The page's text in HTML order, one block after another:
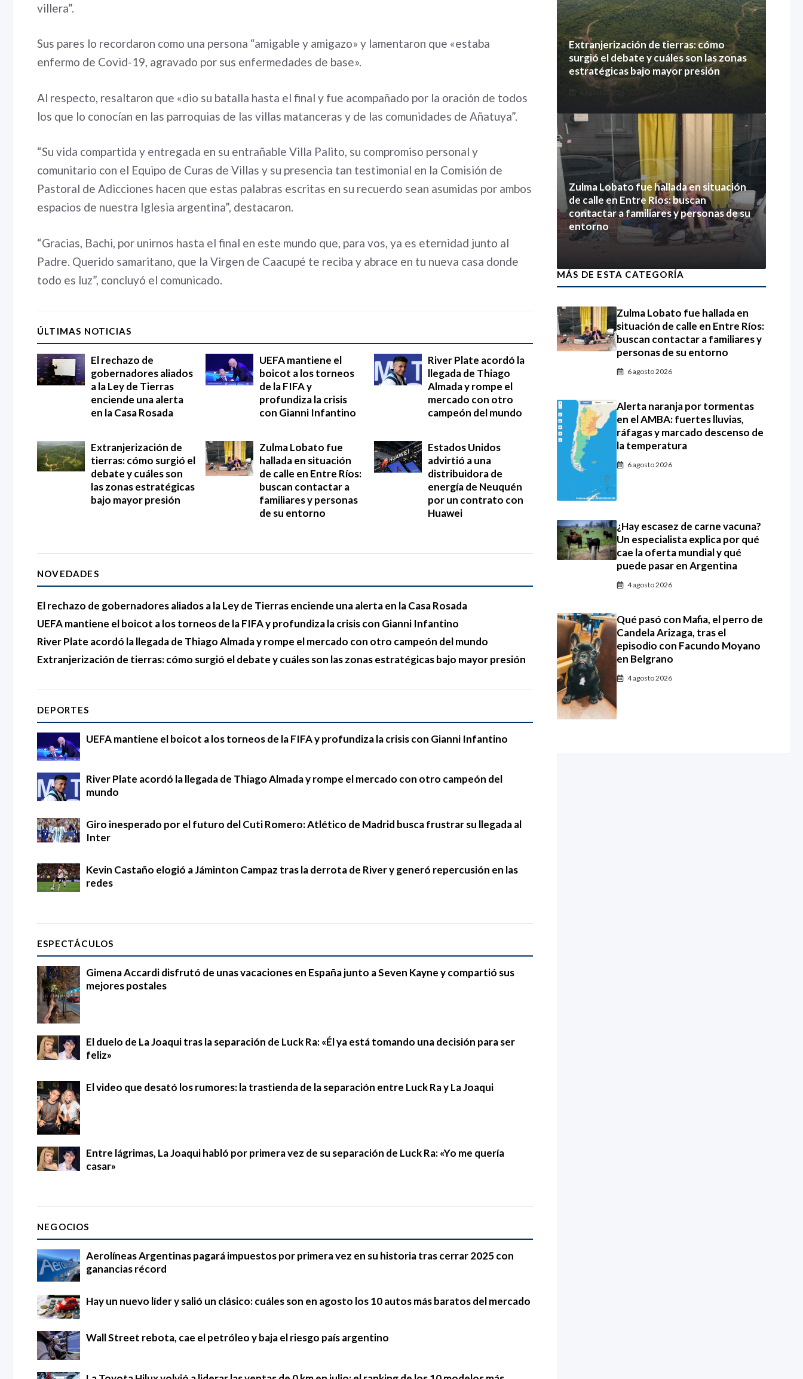
villera”.
Sus pares lo recordaron como una persona “amigable y amigazo» y lamentaron que «estaba
enfermo de Covid-19, agravado por sus enfermedades de base».
Al respecto, resaltaron que «dio su batalla hasta el final y fue acompañado por la oración de todos
los que lo conocían en las parroquias de las villas matanceras y de las comunidades de Añatuya”.
“Su vida compartida y entregada en su entrañable Villa Palito, su compromiso personal y
comunitario con el Equipo de Curas de Villas y su presencia tan testimonial en la Comisión de
Pastoral de Adicciones hacen que estas palabras escritas en su recuerdo sean asumidas por ambos
espacios de nuestra Iglesia argentina”, destacaron.
“Gracias, Bachi, por unirnos hasta el final en este mundo que, para vos, ya es eternidad junto al
Padre. Querido samaritano, que la Virgen de Caacupé te reciba y abrace en tu nueva casa donde
todo es luz”, concluyó el comunicado.
ÚLTIMAS NOTICIAS
El rechazo de
gobernadores aliados
a la Ley de Tierras
enciende una alerta
en la Casa Rosada
UEFA mantiene el
boicot a los torneos
de la FIFA y
profundiza la crisis
con Gianni Infantino
River Plate acordó la
llegada de Thiago
Almada y rompe el
mercado con otro
campeón del mundo
Extranjerización de
tierras: cómo surgió el
debate y cuáles son
las zonas estratégicas
bajo mayor presión
Zulma Lobato fue
hallada en situación
de calle en Entre Ríos:
buscan contactar a
familiares y personas
de su entorno
Estados Unidos
advirtió a una
distribuidora de
energía de Neuquén
por un contrato con
Huawei
NOVEDADES
El rechazo de gobernadores aliados a la Ley de Tierras enciende una alerta en la Casa Rosada
UEFA mantiene el boicot a los torneos de la FIFA y profundiza la crisis con Gianni Infantino
River Plate acordó la llegada de Thiago Almada y rompe el mercado con otro campeón del mundo
Extranjerización de tierras: cómo surgió el debate y cuáles son las zonas estratégicas bajo mayor presión
DEPORTES
UEFA mantiene el boicot a los torneos de la FIFA y profundiza la crisis con Gianni Infantino
River Plate acordó la llegada de Thiago Almada y rompe el mercado con otro campeón del
mundo
Giro inesperado por el futuro del Cuti Romero: Atlético de Madrid busca frustrar su llegada al
Inter
Kevin Castaño elogió a Jáminton Campaz tras la derrota de River y generó repercusión en las
redes
ESPECTÁCULOS
Gimena Accardi disfrutó de unas vacaciones en España junto a Seven Kayne y compartió sus
mejores postales
El duelo de La Joaqui tras la separación de Luck Ra: «Él ya está tomando una decisión para ser
feliz»
El video que desató los rumores: la trastienda de la separación entre Luck Ra y La Joaqui
Entre lágrimas, La Joaqui habló por primera vez de su separación de Luck Ra: «Yo me quería
casar»
NEGOCIOS
Aerolíneas Argentinas pagará impuestos por primera vez en su historia tras cerrar 2025 con
ganancias récord
Hay un nuevo líder y salió un clásico: cuáles son en agosto los 10 autos más baratos del mercado
Wall Street rebota, cae el petróleo y baja el riesgo país argentino
Extranjerización de tierras: cómo
surgió el debate y cuáles son las zonas
estratégicas bajo mayor presión
6 agosto 2026
Zulma Lobato fue hallada en situación
de calle en Entre Ríos: buscan
contactar a familiares y personas de su
entorno
6 agosto 2026
MÁS DE ESTA CATEGORÍA
Zulma Lobato fue hallada en
situación de calle en Entre Ríos:
buscan contactar a familiares y
personas de su entorno
6 agosto 2026
Alerta naranja por tormentas
en el AMBA: fuertes lluvias,
ráfagas y marcado descenso de
la temperatura
6 agosto 2026
¿Hay escasez de carne vacuna?
Un especialista explica por qué
cae la oferta mundial y qué
puede pasar en Argentina
4 agosto 2026
Qué pasó con Mafia, el perro de
Candela Arizaga, tras el
episodio con Facundo Moyano
en Belgrano
4 agosto 2026